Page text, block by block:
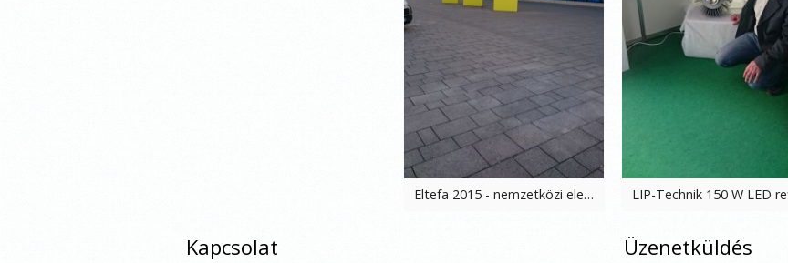
Eltefa 2015 - nemzetközi elektrotechnikai szakvásár, Stuttgart, 2015. 03. 18-20.
Kapcsolat Üzenetküldés